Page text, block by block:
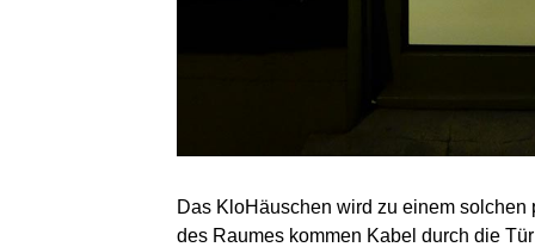
Das KloHäuschen wird zu einem solchen
des Raumes kommen Kabel durch die